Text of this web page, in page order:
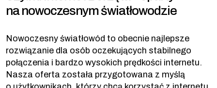
na nowoczesnym światłowodzie
Nowoczesny światłowód to obecnie najlepsze
rozwiązanie dla osób oczekujących stabilnego
połączenia i bardzo wysokich prędkości internetu.
Nasza oferta została przygotowana z myślą